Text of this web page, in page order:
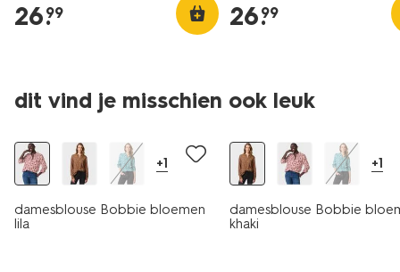
26.
99 26.
99
dit vind je misschien ook leuk
+1
damesblouse Bobbie bloemen
lila
+1
damesblouse Bobbie
khaki